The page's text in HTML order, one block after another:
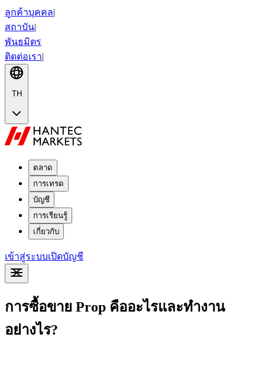
ลูกค้าบุคคล|
สถาบัน|
พันธมิตร
ติดต่อเรา|
TH
ตลาด
การเทรด
บัญชี
การเรียนรู้
เกี่ยวกับ
เข้าสู่ระบบเปิดบัญชี
การซื้อขาย Prop คืออะไรและทำงาน
อย่างไร?